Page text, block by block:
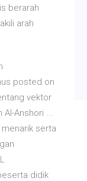
berarah
arah
posted on
vektor
Anshori ...
serta
didik